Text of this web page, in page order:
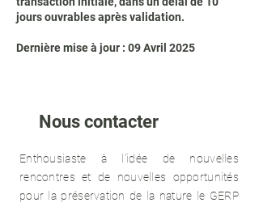
jours ouvrables après validation.
Dernière mise à jour : 09 Avril 2025
Nous contacter
Enthousiaste à l'idée de nouvelles
rencontres et de nouvelles opportunités
pour la préservation de la nature le GERP